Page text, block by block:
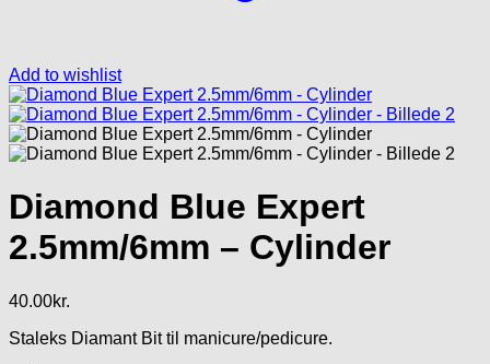
Add to wishlist
Diamond Blue Expert
2.5mm/6mm – Cylinder
40.00kr.
Staleks Diamant Bit til manicure/pedicure.